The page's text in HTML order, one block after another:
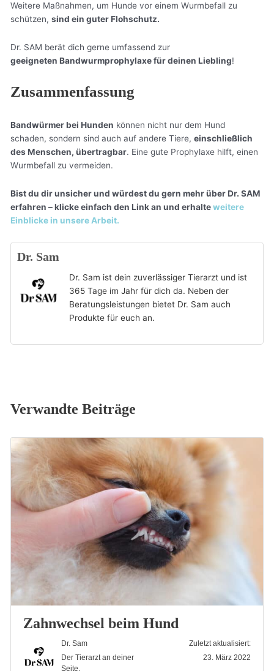
Weitere Maßnahmen, um Hunde vor einem Wurmbefall zu
schützen,sind ein guter Flohschutz.
Dr. SAM berät dich gerne umfassend zur
geeigneten Bandwurmprophylaxe für deinen Liebling!
Zusammenfassung
Bandwürmer bei Hunden können nicht nur dem Hund
schaden, sondern sind auch auf andere Tiere,einschließlich
des Menschen, übertragbar. Eine gute Prophylaxe hilft, einen
Wurmbefall zu vermeiden.
Bist du dir unsicher und würdest du gern mehr über Dr. SAM
erfahren – klicke einfach den Link an und erhalteweitere
Einblicke in unsere Arbeit.
Dr. Sam
Dr. Sam ist dein zuverlässiger Tierarzt und ist
365 Tage im Jahr für dich da. Neben der
Beratungsleistungen bietet Dr. Sam auch
Produkte für euch an.
Verwandte Beiträge
Zahnwechsel beim Hund
Dr. Sam
Der Tierarzt an deiner
Seite.
Zuletzt aktualisiert:
23. März 2022